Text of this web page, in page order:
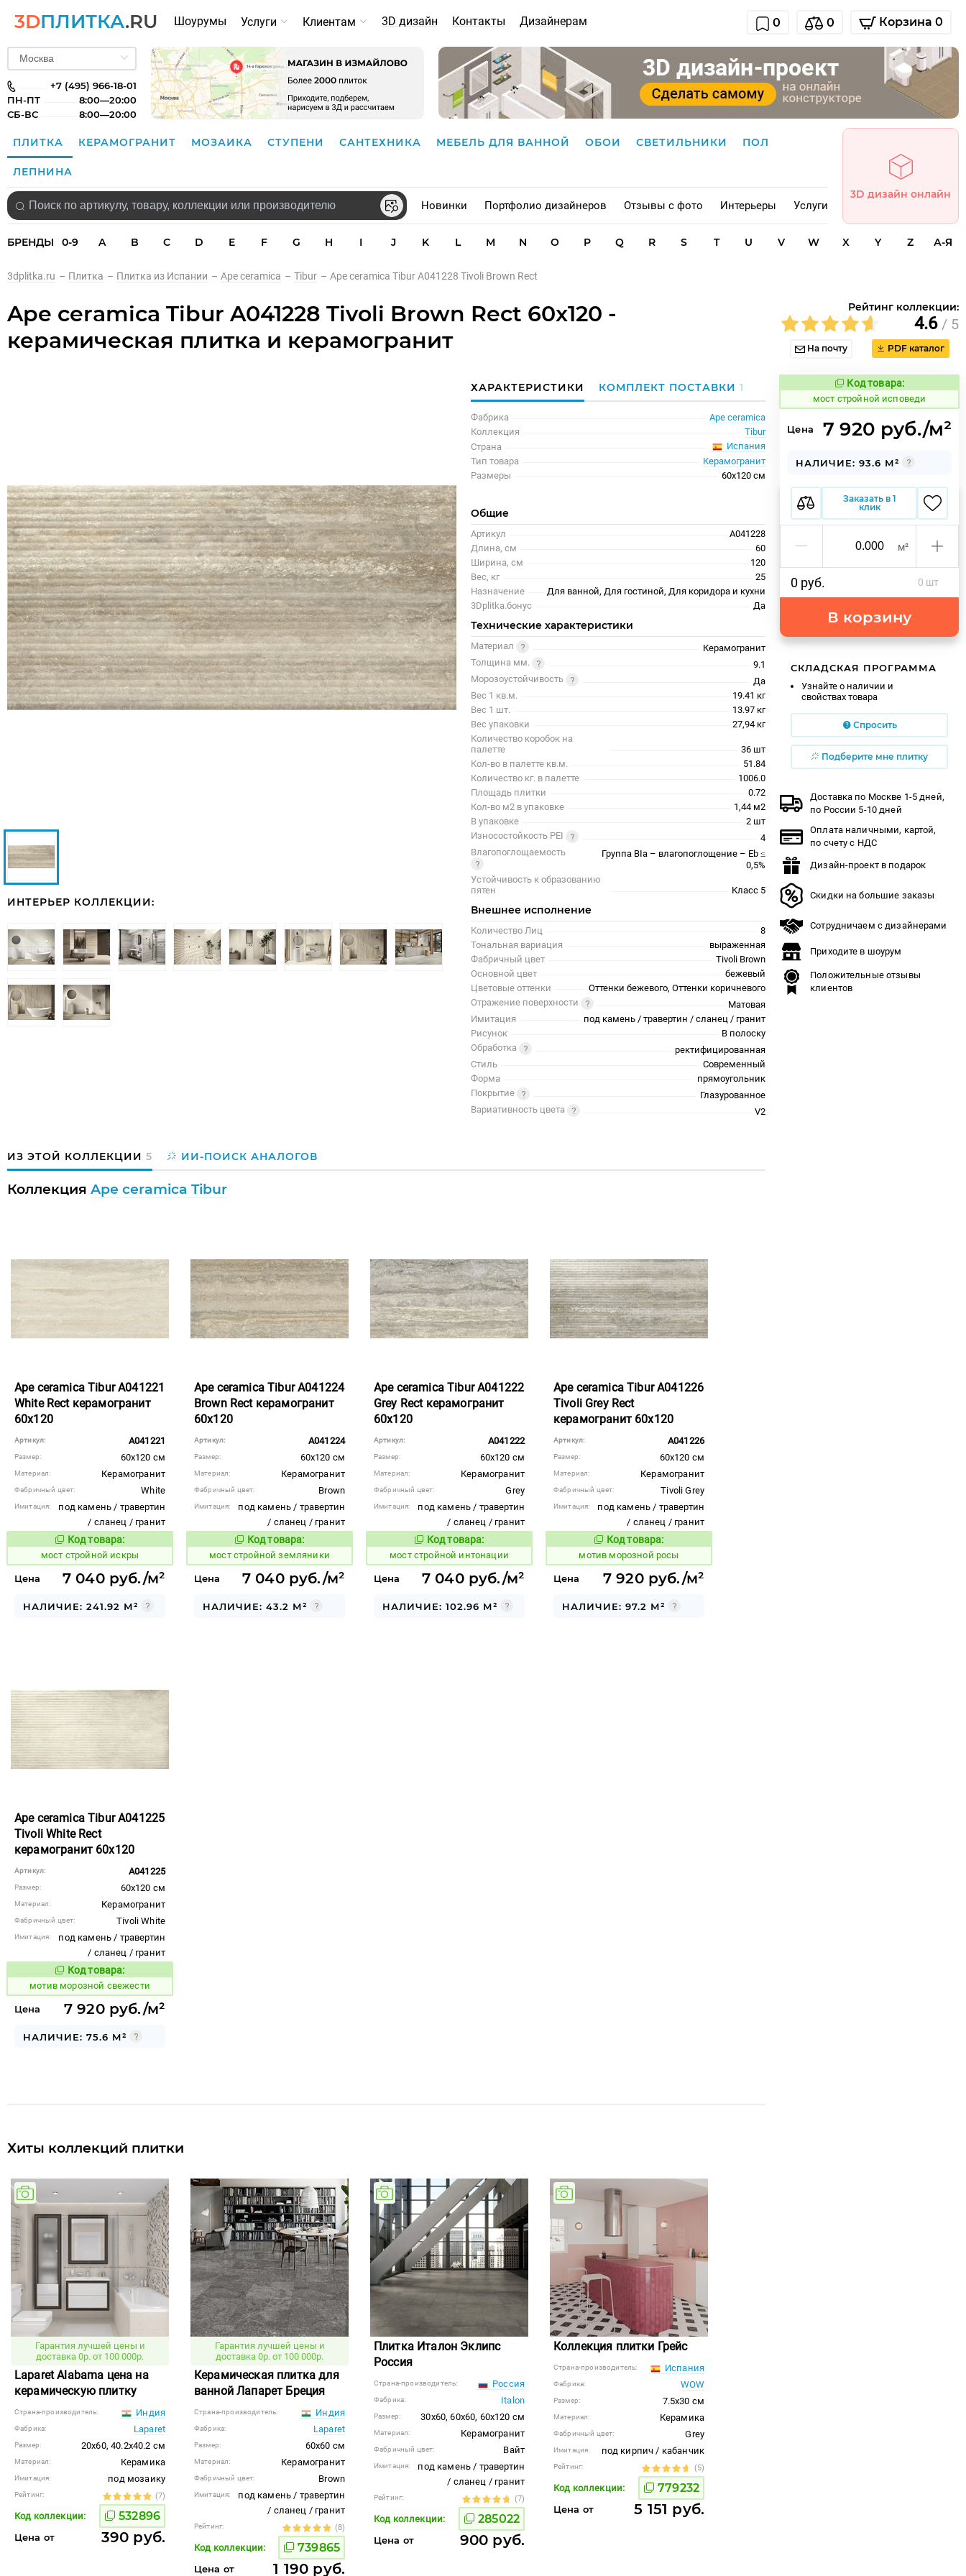
3DПЛИТКА.RU Шоурумы Услуги Клиентам 3D дизайн Контакты Дизайнерам 0 0 Корзина 0
+7 (495) 966-18-01
ПН-ПТ
8:00—20:00
СБ-ВС
8:00—20:00
ПЛИТКА КЕРАМОГРАНИТ МОЗАИКА СТУПЕНИ САНТЕХНИКА МЕБЕЛЬ ДЛЯ ВАННОЙ ОБОИ СВЕТИЛЬНИКИ ПОЛ
ЛЕПНИНА
Новинки Портфолио дизайнеров Отзывы с фото Интерьеры Услуги
3D дизайн онлайн
БРЕНДЫ 0-9 A B C D E F G H I J K L M N O P Q R S T U V W X Y Z А-Я
3dplitka.ru – Плитка – Плитка из Испании – Ape ceramica – Tibur – Ape ceramica Tibur A041228 Tivoli Brown Rect
Ape ceramica Tibur A041228 Tivoli Brown Rect 60x120 -
керамическая плитка и керамогранит
Рейтинг коллекции:
4.6 / 5
На почту PDF каталог
ИНТЕРЬЕР КОЛЛЕКЦИИ:
ХАРАКТЕРИСТИКИ КОМПЛЕКТ ПОСТАВКИ1
Фабрика
Ape ceramica
Коллекция
Tibur
Страна
Испания
Тип товара
Керамогранит
Размеры
60x120 см
Общие
Артикул
A041228
Длина, см
60
Ширина, см
120
Вес, кг
25
Назначение
Для ванной, Для гостиной, Для коридора и кухни
3Dplitka.бонус
Да
Технические характеристики
Материал
Керамогранит
Толщина мм.
9.1
Морозоустойчивость
Да
Вес 1 кв.м.
19.41 кг
Вес 1 шт.
13.97 кг
Вес упаковки
27,94 кг
Количество коробок на
палетте
36 шт
Кол-во в палетте кв.м.
51.84
Количество кг. в палетте
1006.0
Площадь плитки
0.72
Кол-во м2 в упаковке
1,44 м2
В упаковке
2 шт
Износостойкость PEI
4
Влагопоглощаемость
Группа BIa – влагопоглощение – Eb ≤
0,5%
Устойчивость к образованию
пятен
Класс 5
Внешнее исполнение
Количество Лиц
8
Тональная вариация
выраженная
Фабричный цвет
Tivoli Brown
Основной цвет
бежевый
Цветовые оттенки
Оттенки бежевого, Оттенки коричневого
Отражение поверхности
Матовая
Имитация
под камень / травертин / сланец / гранит
Рисунок
В полоску
Обработка
ректифицированная
Стиль
Современный
Форма
прямоугольник
Покрытие
Глазурованное
Вариативность цвета
V2
ИЗ ЭТОЙ КОЛЛЕКЦИИ 5 ИИ-ПОИСК АНАЛОГОВ
Коллекция Ape ceramica Tibur
Ape ceramica Tibur A041221
White Rect керамогранит
60x120
Артикул: A041221
Размер: 60x120 см
Материал: Керамогранит
Фабричный цвет: White
Имитация:
под камень / травертин
/ сланец / гранит
Код товара:
1026784Код товара:
мост стройной искры
Цена 7 040 руб./м²
НАЛИЧИЕ: 241.92 М²
Ape ceramica Tibur A041224
Brown Rect керамогранит
60x120
Артикул: A041224
Размер: 60x120 см
Материал: Керамогранит
Фабричный цвет: Brown
Имитация:
под камень / травертин
/ сланец / гранит
Код товара:
1026781Код товара:
мост стройной земляники
Цена 7 040 руб./м²
НАЛИЧИЕ: 43.2 М²
Ape ceramica Tibur A041222
Grey Rect керамогранит
60x120
Артикул: A041222
Размер: 60x120 см
Материал: Керамогранит
Фабричный цвет: Grey
Имитация:
под камень / травертин
/ сланец / гранит
Код товара:
1026783Код товара:
мост стройной интонации
Цена 7 040 руб./м²
НАЛИЧИЕ: 102.96 М²
Ape ceramica Tibur A041226
Tivoli Grey Rect
керамогранит 60x120
Артикул: A041226
Размер: 60x120 см
Материал: Керамогранит
Фабричный цвет: Tivoli Grey
Имитация:
под камень / травертин
/ сланец / гранит
Код товара:
1038707Код товара:
мотив морозной росы
Цена 7 920 руб./м²
НАЛИЧИЕ: 97.2 М²
Ape ceramica Tibur A041225
Tivoli White Rect
керамогранит 60x120
Артикул: A041225
Размер: 60x120 см
Материал: Керамогранит
Фабричный цвет: Tivoli White
Имитация:
под камень / травертин
/ сланец / гранит
Код товара:
1038708Код товара:
мотив морозной свежести
Цена 7 920 руб./м²
НАЛИЧИЕ: 75.6 М²
Хиты коллекций плитки
Гарантия лучшей цены и
доставка 0р. от 100 000р.
Laparet Alabama цена на
керамическую плитку
Страна-производитель: Индия
Фабрика: Laparet
Размер: 20x60, 40.2x40.2 см
Материал: Керамика
Имитация: под мозаику
Рейтинг: (7)
Код коллекции: 532896
Цена от 390 руб.
Гарантия лучшей цены и
доставка 0р. от 100 000р.
Керамическая плитка для
ванной Лапарет Бреция
Страна-производитель: Индия
Фабрика: Laparet
Размер: 60x60 см
Материал: Керамогранит
Фабричный цвет: Brown
Имитация:
под камень / травертин
/ сланец / гранит
Рейтинг: (8)
Код коллекции: 739865
Цена от 1 190 руб.
Плитка Италон Эклипс
Россия
Страна-производитель: Россия
Фабрика: Italon
Размер: 30x60, 60x60, 60x120 см
Материал: Керамогранит
Фабричный цвет: Вайт
Имитация:
под камень / травертин
/ сланец / гранит
Рейтинг: (7)
Код коллекции: 285022
Цена от 900 руб.
Коллекция плитки Грейс
Страна-производитель: Испания
Фабрика: WOW
Размер: 7.5x30 см
Материал: Керамика
Фабричный цвет: Grey
Имитация: под кирпич / кабанчик
Рейтинг: (5)
Код коллекции: 779232
Цена от 5 151 руб.
Код товара:
1026785 Код товара:
мост стройной исповеди
Цена 7 920 руб./м²
НАЛИЧИЕ: 93.6 М²
Заказать в 1
клик
м²
0 руб. 0 шт
В корзину
СКЛАДСКАЯ ПРОГРАММА
Узнайте о наличии и
свойствах товара
Спросить
Подберите мне плитку
Доставка по Москве 1-5 дней,
по России 5-10 дней
Оплата наличными, картой,
по счету с НДС
Дизайн-проект в подарок
Скидки на большие заказы
Сотрудничаем с дизайнерами
Приходите в шоурум
Положительные отзывы
клиентов